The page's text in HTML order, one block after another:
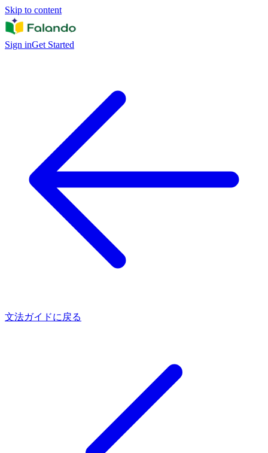
Skip to content
Sign inGet Started
文法ガイドに戻る